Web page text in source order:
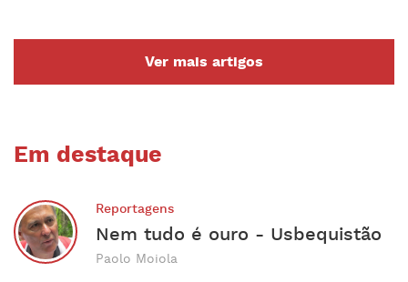
Em destaque
Reportagens
Nem tudo é ouro - Usbequistão
Paolo Moiola
Ver mais artigos